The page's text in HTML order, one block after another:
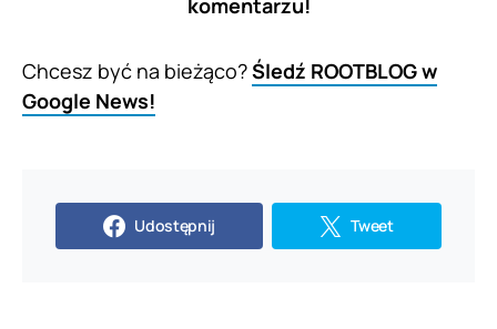
komentarzu!
Chcesz być na bieżąco?Śledź ROOTBLOG w
Google News!
Udostępnij Tweet